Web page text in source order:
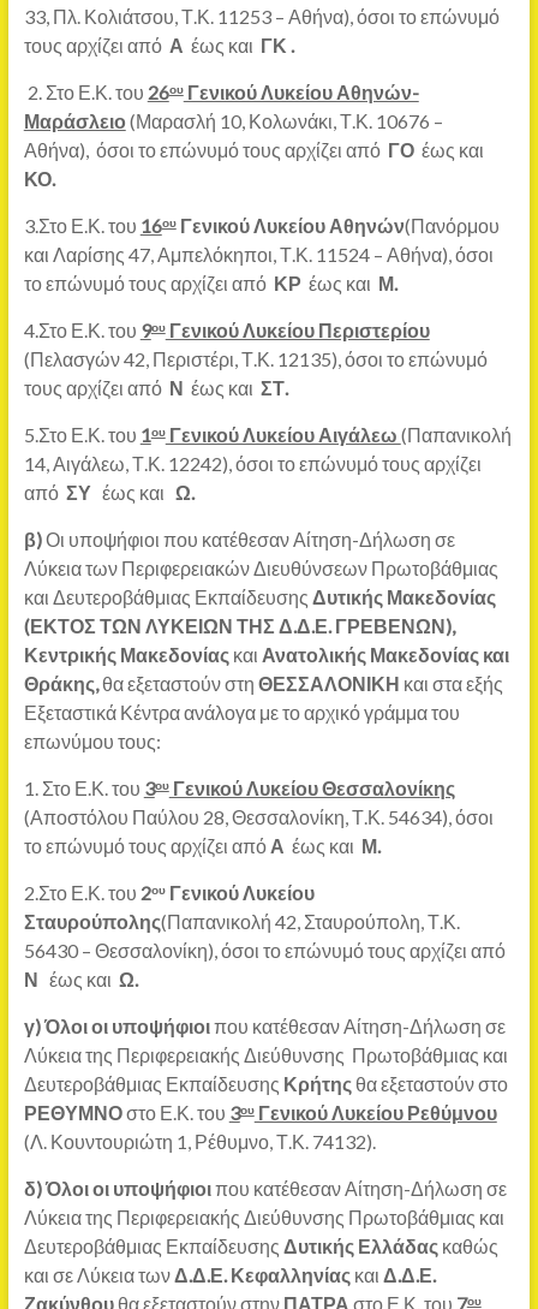
33, Πλ. Κολιάτσου, Τ.Κ. 11253 – Αθήνα), όσοι το επώνυμό
τους αρχίζει από Α έως και ΓΚ .
2. Στο Ε.Κ. του 26ουΓενικού Λυκείου Αθηνών-
Μαράσλειο (Μαρασλή 10, Κολωνάκι, Τ.Κ. 10676 –
Αθήνα), όσοι το επώνυμό τους αρχίζει από ΓΟ έως και
ΚΟ.
3.Στο Ε.Κ. του 16ου Γενικού Λυκείου Αθηνών(Πανόρμου
και Λαρίσης 47, Αμπελόκηποι, Τ.Κ. 11524 – Αθήνα), όσοι
το επώνυμό τους αρχίζει από ΚΡ έως και Μ.
4.Στο Ε.Κ. του 9ουΓενικού Λυκείου Περιστερίου
(Πελασγών 42, Περιστέρι, Τ.Κ. 12135), όσοι το επώνυμό
τους αρχίζει από Ν έως και ΣΤ.
5.Στο Ε.Κ. του 1ουΓενικού Λυκείου Αιγάλεω (Παπανικολή
14, Αιγάλεω, Τ.Κ. 12242), όσοι το επώνυμό τους αρχίζει
από ΣΥ έως και Ω.
β)Οι υποψήφιοι που κατέθεσαν Αίτηση-Δήλωση σε
Λύκεια των Περιφερειακών Διευθύνσεων Πρωτοβάθμιας
και Δευτεροβάθμιας Εκπαίδευσης Δυτικής Μακεδονίας
(ΕΚΤΟΣ ΤΩΝ ΛΥΚΕΙΩΝ ΤΗΣ Δ.Δ.Ε. ΓΡΕΒΕΝΩΝ),
Κεντρικής Μακεδονίας και Ανατολικής Μακεδονίας και
Θράκης,θα εξεταστούν στη ΘΕΣΣΑΛΟΝΙΚΗ και στα εξής
Εξεταστικά Κέντρα ανάλογα με το αρχικό γράμμα του
επωνύμου τους:
1. Στο Ε.Κ. του 3ουΓενικού Λυκείου Θεσσαλονίκης
(Αποστόλου Παύλου 28, Θεσσαλονίκη, Τ.Κ. 54634), όσοι
το επώνυμό τους αρχίζει από Α έως και Μ.
2.Στο Ε.Κ. του 2ουΓενικού Λυκείου
Σταυρούπολης(Παπανικολή 42, Σταυρούπολη, Τ.Κ.
56430 – Θεσσαλονίκη), όσοι το επώνυμό τους αρχίζει από
Ν έως και Ω.
γ)Όλοι οι υποψήφιοιπου κατέθεσαν Αίτηση-Δήλωση σε
Λύκεια της Περιφερειακής Διεύθυνσης Πρωτοβάθμιας και
Δευτεροβάθμιας Εκπαίδευσης Κρήτης θα εξεταστούν στο
ΡΕΘΥΜΝΟστο Ε.Κ. του 3ουΓενικού Λυκείου Ρεθύμνου
(Λ. Κουντουριώτη 1, Ρέθυμνο, Τ.Κ. 74132).
δ) Όλοι οι υποψήφιοιπου κατέθεσαν Αίτηση-Δήλωση σε
Λύκεια της Περιφερειακής Διεύθυνσης Πρωτοβάθμιας και
Δευτεροβάθμιας Εκπαίδευσης Δυτικής Ελλάδας καθώς
και σε Λύκεια τωνΔ.Δ.Ε. Κεφαλληνίας και Δ.Δ.Ε.
Ζακύνθουθα εξεταστούν στην ΠΑΤΡΑ στο Ε.Κ. του 7ου